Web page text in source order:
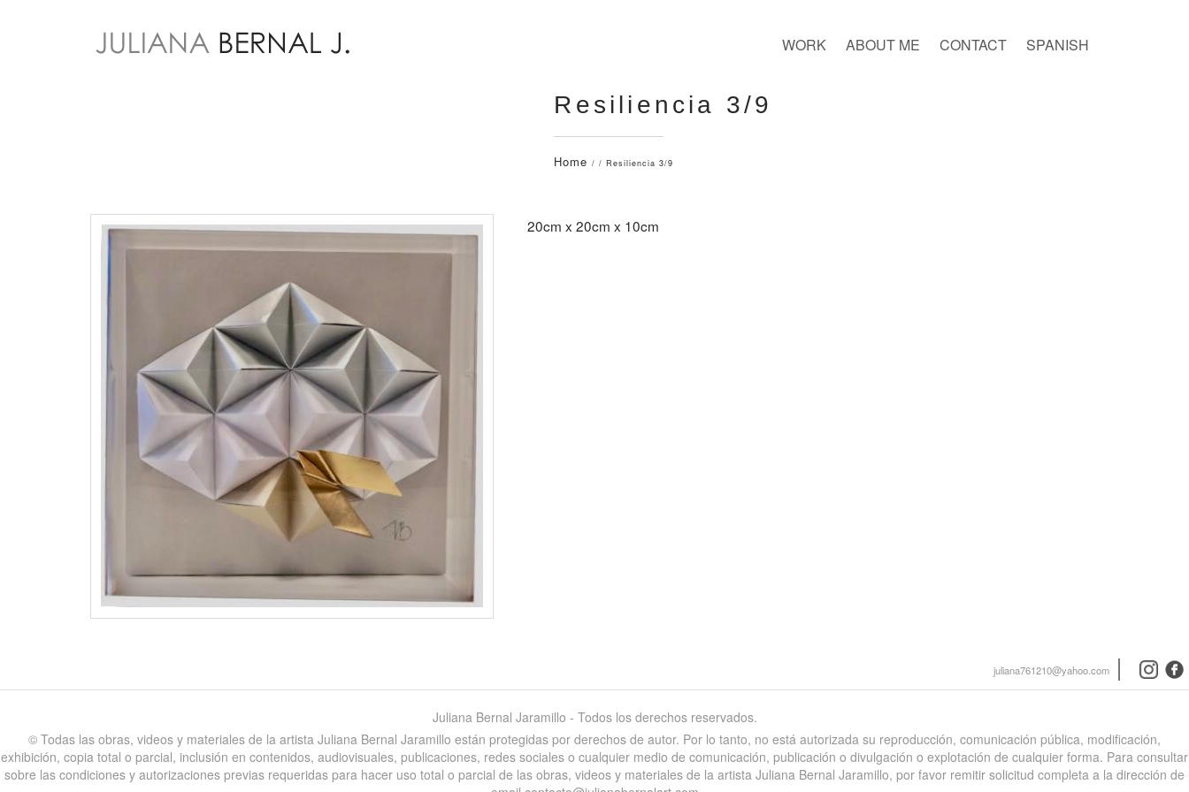
WORK ABOUT ME CONTACT SPANISH
Resiliencia 3/9
Home/ / Resiliencia 3/9
20cm x 20cm x 10cm
juliana761210@yahoo.com
Juliana Bernal Jaramillo - Todos los derechos reservados.
©️ Todas las obras, videos y materiales de la artista Juliana Bernal Jaramillo están protegidas por derechos de autor. Por lo tanto, no está autorizada su reproducción, comunicación pública, modificación,
exhibición, copia total o parcial, inclusión en contenidos, audiovisuales, publicaciones, redes sociales o cualquier medio de comunicación, publicación o divulgación o explotación de cualquier forma. Para consultar
sobre las condiciones y autorizaciones previas requeridas para hacer uso total o parcial de las obras, videos y materiales de la artista Juliana Bernal Jaramillo, por favor remitir solicitud completa a la dirección de